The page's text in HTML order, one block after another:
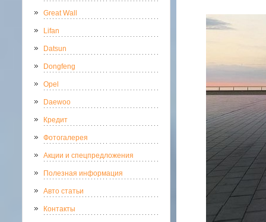
Great Wall
Lifan
Datsun
Dongfeng
Opel
Daewoo
Кредит
Фотогалерея
Акции и спецпредложения
Полезная информация
Авто статьи
Контакты